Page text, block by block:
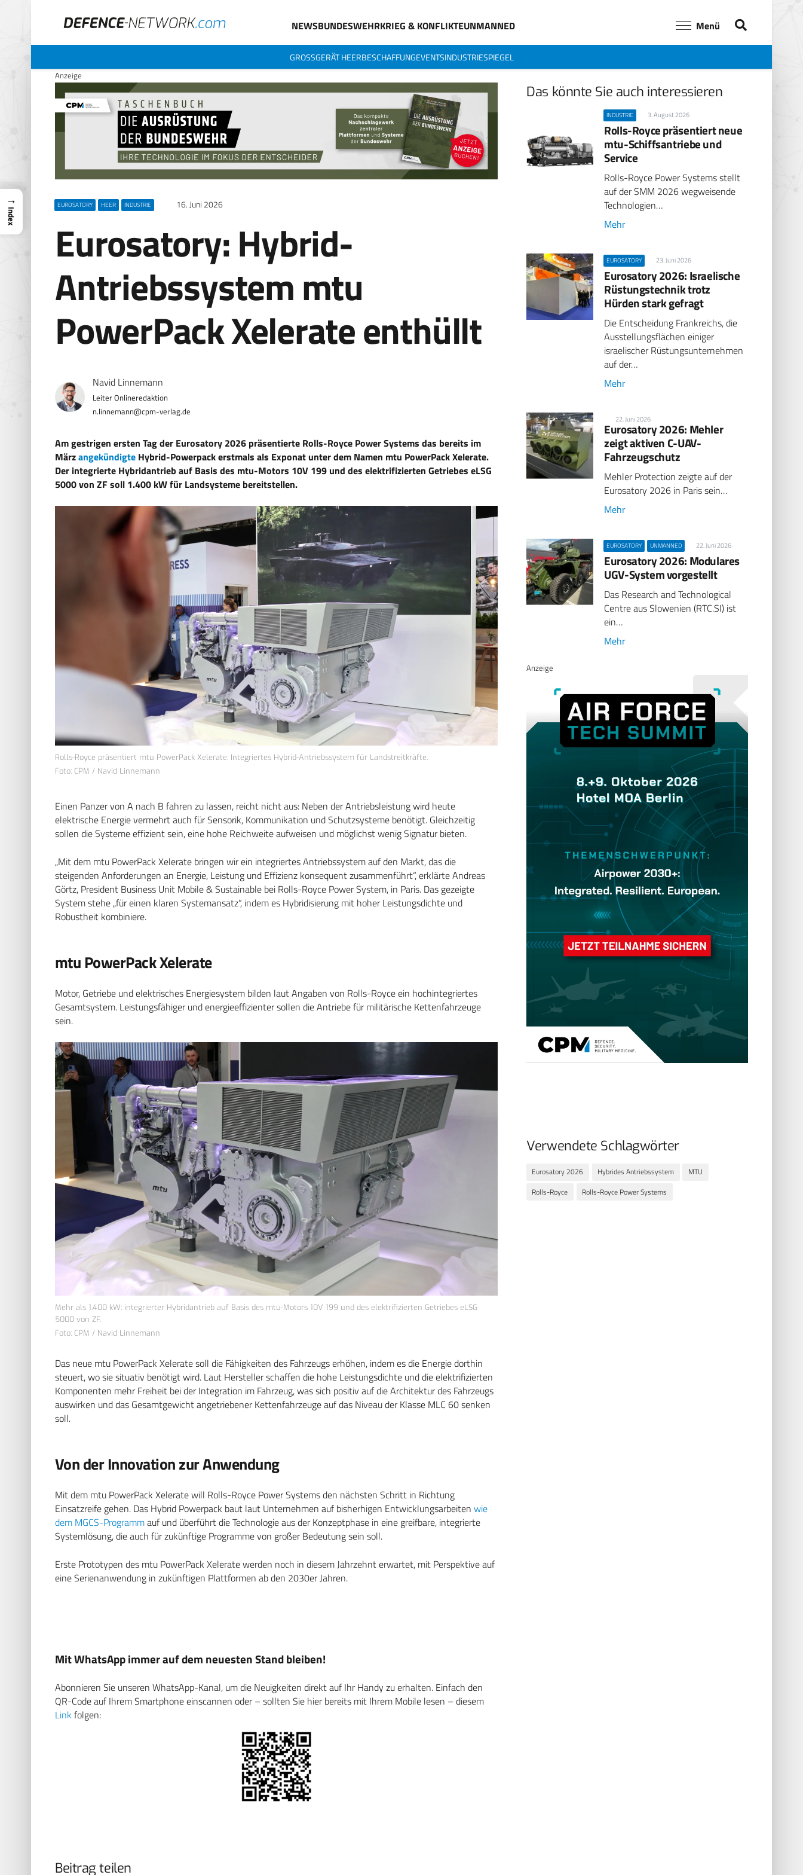
NEWSBUNDESWEHRKRIEG & KONFLIKTEUNMANNED Menü
GROSSGERÄT HEERBESCHAFFUNGEVENTSINDUSTRIESPIEGEL
Anzeige
EUROSATORY HEER INDUSTRIE 16. Juni 2026
Eurosatory: Hybrid-
Antriebssystem mtu
PowerPack Xelerate enthüllt
Navid Linnemann
Leiter Onlineredaktion
n.linnemann@cpm-verlag.de
Am gestrigen ersten Tag der Eurosatory 2026 präsentierte Rolls-Royce Power Systems das bereits im
Märzangekündigte Hybrid-Powerpack erstmals als Exponat unter dem Namen mtu PowerPack Xelerate.
Der integrierte Hybridantrieb auf Basis des mtu-Motors 10V 199 und des elektrifizierten Getriebes eLSG
5000 von ZF soll 1.400 kW für Landsysteme bereitstellen.
Rolls-Royce präsentiert mtu PowerPack Xelerate: Integriertes Hybrid-Antriebssystem für Landstreitkräfte.
Foto: CPM / Navid Linnemann
Einen Panzer von A nach B fahren zu lassen, reicht nicht aus: Neben der Antriebsleistung wird heute
elektrische Energie vermehrt auch für Sensorik, Kommunikation und Schutzsysteme benötigt. Gleichzeitig
sollen die Systeme effizient sein, eine hohe Reichweite aufweisen und möglichst wenig Signatur bieten.
„Mit dem mtu PowerPack Xelerate bringen wir ein integriertes Antriebssystem auf den Markt, das die
steigenden Anforderungen an Energie, Leistung und Effizienz konsequent zusammenführt“, erklärte Andreas
Görtz, President Business Unit Mobile & Sustainable bei Rolls-Royce Power System, in Paris. Das gezeigte
System stehe „für einen klaren Systemansatz“, indem es Hybridisierung mit hoher Leistungsdichte und
Robustheit kombiniere.
mtu PowerPack Xelerate
Motor, Getriebe und elektrisches Energiesystem bilden laut Angaben von Rolls-Royce ein hochintegriertes
Gesamtsystem. Leistungsfähiger und energieeffizienter sollen die Antriebe für militärische Kettenfahrzeuge
sein.
Mehr als 1.400 kW: integrierter Hybridantrieb auf Basis des mtu-Motors 10V 199 und des elektrifizierten Getriebes eLSG
5000 von ZF.
Foto: CPM / Navid Linnemann
Das neue mtu PowerPack Xelerate soll die Fähigkeiten des Fahrzeugs erhöhen, indem es die Energie dorthin
steuert, wo sie situativ benötigt wird. Laut Hersteller schaffen die hohe Leistungsdichte und die elektrifizierten
Komponenten mehr Freiheit bei der Integration im Fahrzeug, was sich positiv auf die Architektur des Fahrzeugs
auswirken und das Gesamtgewicht angetriebener Kettenfahrzeuge auf das Niveau der Klasse MLC 60 senken
soll.
Von der Innovation zur Anwendung
Mit dem mtu PowerPack Xelerate will Rolls-Royce Power Systems den nächsten Schritt in Richtung
Einsatzreife gehen. Das Hybrid Powerpack baut laut Unternehmen auf bisherhigen Entwicklungsarbeiten wie
dem MGCS-Programmauf und überführt die Technologie aus der Konzeptphase in eine greifbare, integrierte
Systemlösung, die auch für zukünftige Programme von großer Bedeutung sein soll.
Erste Prototypen des mtu PowerPack Xelerate werden noch in diesem Jahrzehnt erwartet, mit Perspektive auf
eine Serienanwendung in zukünftigen Plattformen ab den 2030er Jahren.
Mit WhatsApp immer auf dem neuesten Stand bleiben!
Abonnieren Sie unseren WhatsApp-Kanal, um die Neuigkeiten direkt auf Ihr Handy zu erhalten. Einfach den
QR-Code auf Ihrem Smartphone einscannen oder – sollten Sie hier bereits mit Ihrem Mobile lesen – diesem
Link folgen:
Beitrag teilen
Das könnte Sie auch interessieren
INDUSTRIE 3. August 2026
Rolls-Royce präsentiert neue
mtu-Schiffsantriebe und
Service
Rolls-Royce Power Systems stellt
auf der SMM 2026 wegweisende
Technologien…
Mehr
EUROSATORY 23. Juni 2026
Eurosatory 2026: Israelische
Rüstungstechnik trotz
Hürden stark gefragt
Die Entscheidung Frankreichs, die
Ausstellungsflächen einiger
israelischer Rüstungsunternehmen
auf der…
Mehr
22. Juni 2026
Eurosatory 2026: Mehler
zeigt aktiven C-UAV-
Fahrzeugschutz
Mehler Protection zeigte auf der
Eurosatory 2026 in Paris sein…
Mehr
EUROSATORY UNMANNED 22. Juni 2026
Eurosatory 2026: Modulares
UGV-System vorgestellt
Das Research and Technological
Centre aus Slowenien (RTC.SI) ist
ein…
Mehr
Anzeige
Verwendete Schlagwörter
Eurosatory 2026 Hybrides Antriebssystem
MTU
Rolls-Royce
Rolls-Royce Power Systems
→
Index